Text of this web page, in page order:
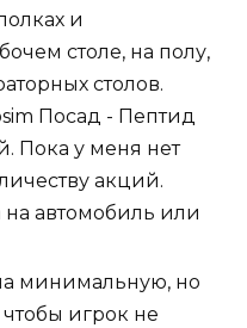
и
столе, на полу,
столов.
Посад - Пептид
Пока у меня нет
акций.
на автомобиль или
минимальную, но
чтобы игрок не